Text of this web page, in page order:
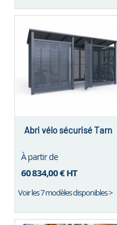
Abri vélo sécurisé Tarn
À partir de
60 834,00 €HT
Voir les 7 modèles disponibles >